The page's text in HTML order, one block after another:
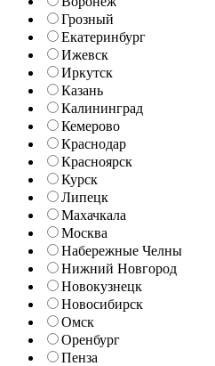
Грозный
Екатеринбург
Ижевск
Иркутск
Казань
Калининград
Кемерово
Краснодар
Красноярск
Курск
Липецк
Махачкала
Москва
Набережные Челны
Нижний Новгород
Новокузнецк
Новосибирск
Омск
Оренбург
Пенза